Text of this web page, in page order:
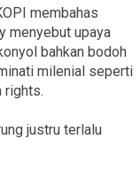
membahas
menyebut upaya
bahkan bodoh
milenial seperti
rights.
justru terlalu